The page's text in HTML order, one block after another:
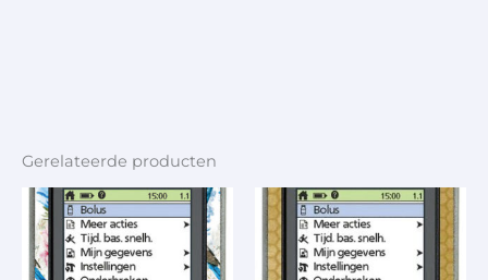
Gerelateerde producten